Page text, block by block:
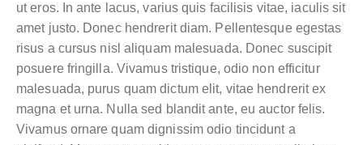
ut eros. In ante lacus, varius quis facilisis vitae, iaculis sit
amet justo. Donec hendrerit diam. Pellentesque egestas
risus a cursus nisl aliquam malesuada. Donec suscipit
posuere fringilla. Vivamus tristique, odio non efficitur
malesuada, purus quam dictum elit, vitae hendrerit ex
magna et urna. Nulla sed blandit ante, eu auctor felis.
Vivamus ornare quam dignissim odio tincidunt a